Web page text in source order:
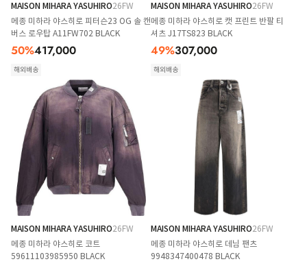
MAISON MIHARA YASUHIRO26FW
메종 미하라 야스히로 피터슨23 OG 솔 캔
버스 로우탑 A11FW702 BLACK
50%417,000
해외배송
MAISON MIHARA YASUHIRO26FW
메종 미하라 야스히로 캣 프린트 반팔 티
셔츠 J17TS823 BLACK
49%307,000
해외배송
MAISON MIHARA YASUHIRO26FW
메종 미하라 야스히로 코트
59611103985950 BLACK
MAISON MIHARA YASUHIRO26FW
메종 미하라 야스히로 데님 팬츠
9948347400478 BLACK